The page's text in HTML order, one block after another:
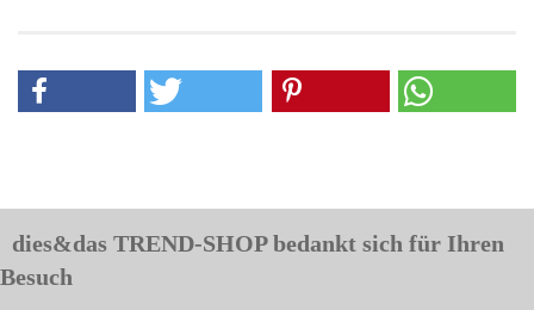
dies&das TREND-SHOP bedankt sich für Ihren
Besuch